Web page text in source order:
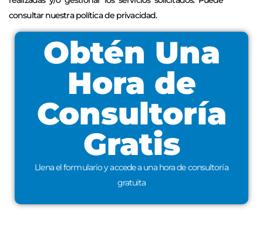
consultar nuestra política de privacidad.
Obtén Una
Hora de
Consultoría
Gratis
Llena el formulario y accede a una hora de consultoría
gratuita